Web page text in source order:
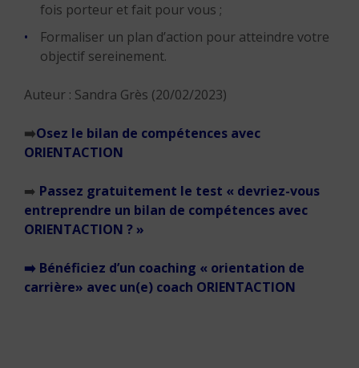
fois porteur et fait pour vous ;
Formaliser un plan d’action pour atteindre votre
objectif sereinement.
Auteur : Sandra Grès (20/02/2023)
➡️Osez le bilan de compétences avec
ORIENTACTION
➡️ Passez gratuitement le test « devriez-vous
entreprendre un bilan de compétences avec
ORIENTACTION ? »
➡️ Bénéficiez d’un coaching « orientation de
carrière» avec un(e) coach ORIENTACTION